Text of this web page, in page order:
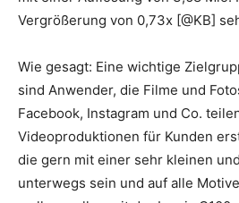
Vergrößerung von 0,73x [@KB]
Wie gesagt: Eine wichtige
sind Anwender, die Filme und
Facebook, Instagram und Co.
Videoproduktionen für Kunden
die gern mit einer sehr kleinen
unterwegs sein und auf alle